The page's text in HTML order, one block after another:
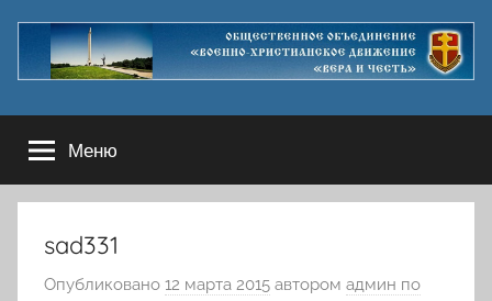
содержимому
Меню
sad331
Опубликовано 12 марта 2015 автором админ по